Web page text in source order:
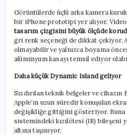
Görüntülerde üçlü arka kamera
bir iPhone prototipi yer alıyor.
tasarım çizgisini büyük ölçüde
gri renk seçeneği de dikkat çekiyor.
olmayabilir ve yalnızca boyama
alüminyum kasayı temsil ediyor
Daha küçük Dynamic Island geliyor
Sızdırılan teknik belgeler ve cihazın
Apple’ın uzun süredir konuşulan
değişikliğe gittiğini gösteriyor. Buna
sistemindeki kızılötesi (IR) bileşeni
altına taşınıyor.